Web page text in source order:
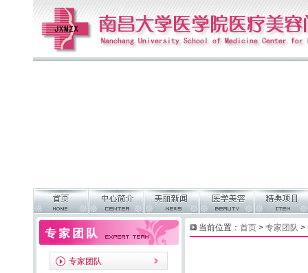
专家团队
当前位置： 首页> 专家团队 >